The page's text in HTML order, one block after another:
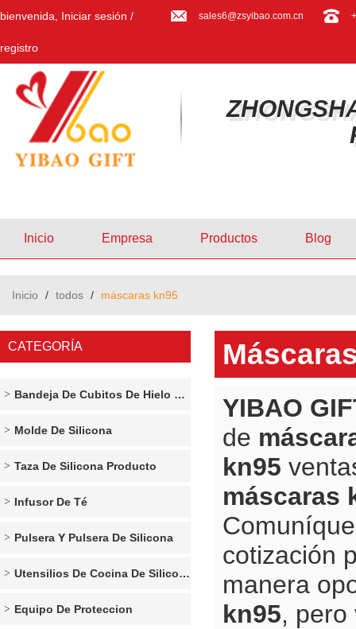
bienvenida, Iniciar sesión /
registro
sales6@zsyibao.com.cn
Inicio Empresa Productos Blog
Inicio / todos / máscaras kn95
CATEGORÍA
Bandeja De Cubitos De Hielo De Silicona
Molde De Silicona
Taza De Silicona Producto
Infusor De Té
Pulsera Y Pulsera De Silicona
Utensilios De Cocina De Silicona
Equipo De Proteccion
YIBAO
de
kn95
máscaras
cotización
manera
kn95, pero